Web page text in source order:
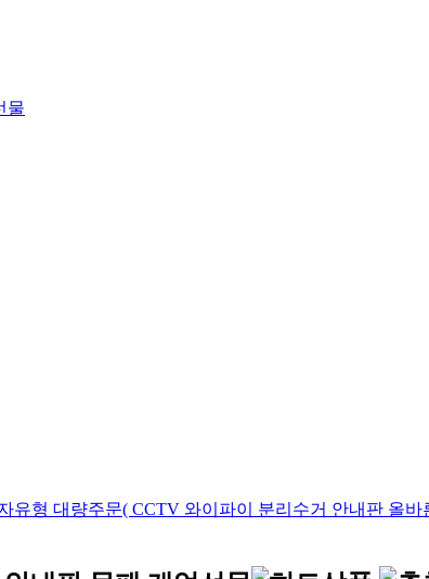
형 대량주문( CCTV 와이파이 분리수거 안내판 올